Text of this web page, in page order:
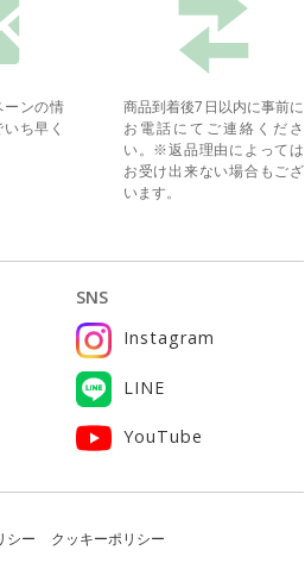
ンの情
ち早く
商品到着後7日以内に事前に
お電話にてご連絡くださ
い。※返品理由によっては
お受け出来ない場合もござ
います。
SNS
Instagram
LINE
YouTube
シー クッキーポリシー